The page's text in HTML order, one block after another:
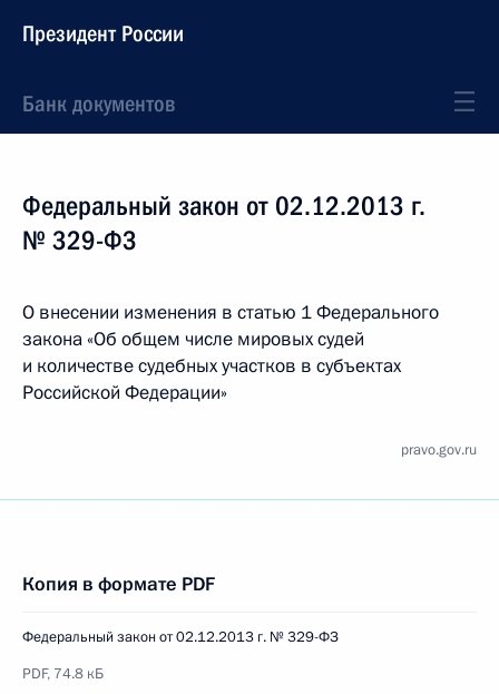
Президент России
Банк документов
Федеральный закон от 02.12.2013 г.
№ 329-ФЗ
О внесении изменения в статью 1 Федерального
закона «Об общем числе мировых судей
и количестве судебных участков в субъектах
Российской Федерации»
pravo.gov.ru
Копия в формате PDF
Федеральный закон от 02.12.2013 г. № 329-ФЗ
PDF, 74.8 кБ